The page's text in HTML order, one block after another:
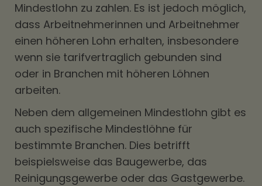
Mindestlohn zu zahlen. Es ist jedoch möglich,
dass Arbeitnehmerinnen und Arbeitnehmer
einen höheren Lohn erhalten, insbesondere
wenn sie tarifvertraglich gebunden sind
oder in Branchen mit höheren Löhnen
arbeiten.
Neben dem allgemeinen Mindestlohn gibt es
auch spezifische Mindestlöhne für
bestimmte Branchen. Dies betrifft
beispielsweise das Baugewerbe, das
Reinigungsgewerbe oder das Gastgewerbe.